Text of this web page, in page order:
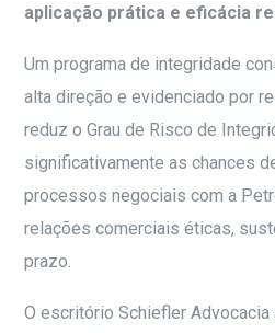
aplicação prática e eficácia
Um programa de integridade
alta direção e evidenciado por
reduz o Grau de Risco de
significativamente as chances
processos negociais com a
relações comerciais éticas,
prazo.
O escritório Schiefler